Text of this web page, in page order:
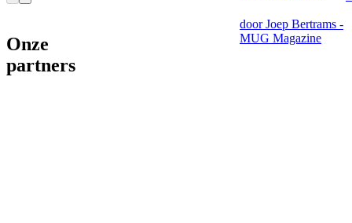
door Joep Bertrams -
MUG Magazine
Onze
partners